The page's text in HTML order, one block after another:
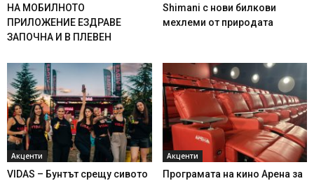
НА МОБИЛНОТО
ПРИЛОЖЕНИЕ ЕЗДРАВЕ
ЗАПОЧНА И В ПЛЕВЕН
Shimani с нови билкови
мехлеми от природата
Акценти
VIDAS – Бунтът срещу сивото
Акценти
Програмата на кино Арена за